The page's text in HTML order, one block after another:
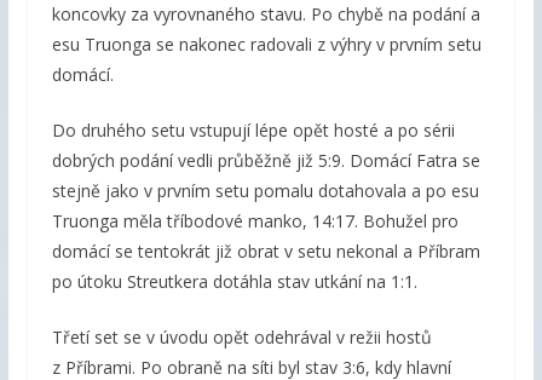
koncovky za vyrovnaného stavu. Po chybě na podání a
esu Truonga se nakonec radovali z výhry v prvním setu
domácí.
Do druhého setu vstupují lépe opět hosté a po sérii
dobrých podání vedli průběžně již 5:9. Domácí Fatra se
stejně jako v prvním setu pomalu dotahovala a po esu
Truonga měla tříbodové manko, 14:17. Bohužel pro
domácí se tentokrát již obrat v setu nekonal a Příbram
po útoku Streutkera dotáhla stav utkání na 1:1.
Třetí set se v úvodu opět odehrával v režii hostů
z Příbrami. Po obraně na síti byl stav 3:6, kdy hlavní